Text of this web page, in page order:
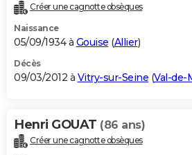
Créer une cagnotte obsèques
Naissance
05/09/1934 à Gouise (Allier)
Décès
09/03/2012 à Vitry-sur-Seine (Val-de-
Henri GOUAT (86 ans)
Créer une cagnotte obsèques